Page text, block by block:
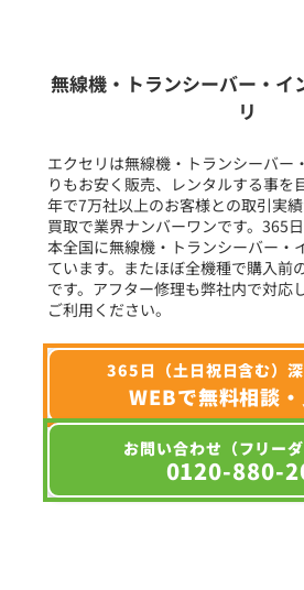
フリーワード入力(製品
選択条件をリセッ
無線機・トランシーバー・イ
リ
エクセリは無線機・トランシーバー
りもお安く販売、レンタルする事を
年で7万社以上のお客様との取引実
買取で業界ナンバーワンです。365
本全国に無線機・トランシーバー・
ています。またほぼ全機種で購入前
です。アフター修理も弊社内で対応
ご利用ください。
365日（土日祝日含む）
WEBで無料相談
お問い合わせ（フリーダ
0120-880-